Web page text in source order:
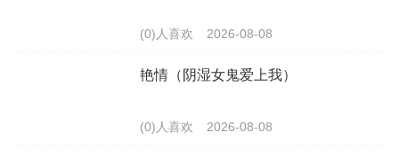
(0)人喜欢 2026-08-08
艳情（阴湿女鬼爱上我）
(0)人喜欢 2026-08-08